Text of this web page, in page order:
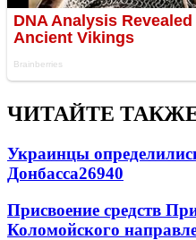
ЧИТАЙТЕ
Украинцы
Донбасса26940
Присвоение средств
Коломойского